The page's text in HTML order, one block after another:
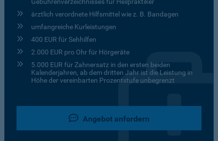
ärztlich verordnete Hilfsmittel wie z. B. Bandagen
umfangreiche Kurleistungen
400 EUR für Sehhilfen
2.000 EUR pro Ohr für Hörgeräte
5.000 EUR für Zahnersatz in den ersten beiden
Kalenderjahren, ab dem dritten Jahr ist die Leistung in
Höhe der vereinbarten Prozentstufe unbegrenzt
Angebot anfordern